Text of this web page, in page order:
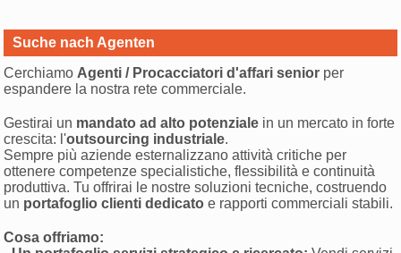
Suche nach Agenten
Cerchiamo Agenti / Procacciatori d'affari senior per
espandere la nostra rete commerciale.
Gestirai un mandato ad alto potenziale in un mercato in forte
crescita: l'outsourcing industriale.
Sempre più aziende esternalizzano attività critiche per
ottenere competenze specialistiche, flessibilità e continuità
produttiva. Tu offrirai le nostre soluzioni tecniche, costruendo
un portafoglio clienti dedicato e rapporti commerciali stabili.
Cosa offriamo: